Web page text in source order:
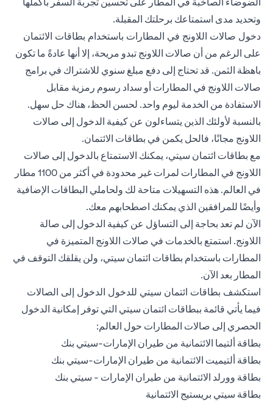
وتحديد مدى استمتاعك برحلتك المقبلة.
دخول صالات اللاونج في المطارات باستخدام بطاقات الائتمان
على الرغم من أن صالات اللاونج تبدو مريحة، إلا أنها عادةً ما تكون
باهظة الثمن. قد تحتاج إلى دفع مبلغ سنوي للاشتراك في برامج
صالات اللاونج في المطارات أو سداد رسوم رمزية مقابل
الاستفادة من الخدمة ليوم واحد. لحسن الحظ، هناك حل سهل.
بالنسبة لأولئك الذين يتساءلون عن كيفية الدخول إلى صالات
اللاونج مجانًا، فالحل يكمن في بطاقات الائتمان.
مع بطاقات ائتمان سيتي، يمكنك الاستمتاع بالدخول إلى صالات
اللاونج في المطارات لمرات غير محدودة في أكثر من 1100 مطار
في العالم. هذه التسهيلات متاحة لك ولحاملي البطاقات الإضافية
وأيضًا للمرافقين الذي يمكنك اصطحابهم معك.
الآن لم تعد بحاجة إلى التساؤل عن كيفية الدخول إلى صالة
اللاونج. استمتع بالخدمات في صالات اللاونج المتميزة في
المطارات باستخدام بطاقات ائتمان سيتي، ولن يقلقك التوقف في
المطار بعد الآن.
استكشف بطاقات ائتمان سيتي للدخول الدخول إلى الصالات
فيما يأتي قائمة ببطاقات ائتمان سيتي التي توفر إمكانية الدخول
الحصري إلى صالات المطارات حول العالم:
بطاقة ألتيما الائتمانية من طيران الإمارات-سيتي بنك
بطاقة ألتيميت الائتمانية من طيران الإمارات-سيتي بنك
بطاقة وورلد الائتمانية من طيران الإمارات - سيتي بنك
بطاقة سيتي بريستيج الائتمانية